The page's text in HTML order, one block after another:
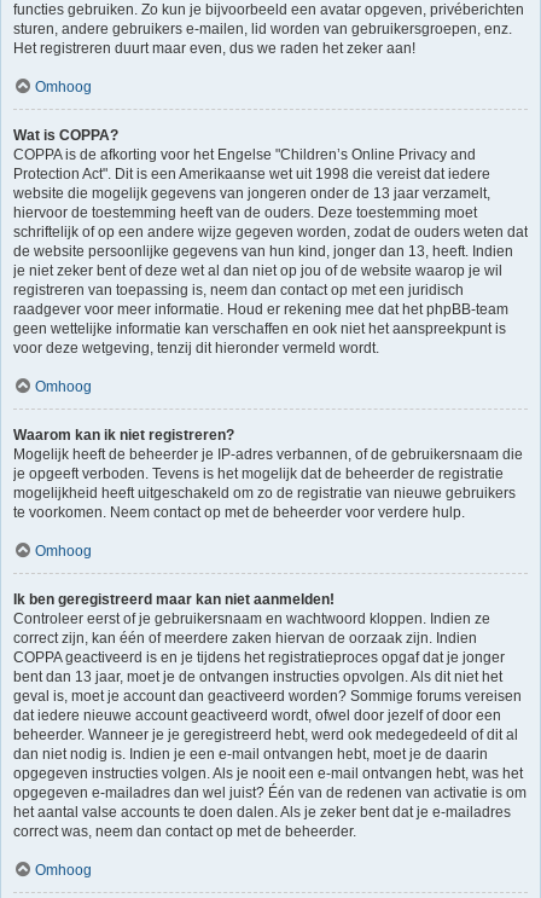
functies gebruiken. Zo kun je bijvoorbeeld een avatar opgeven, privéberichten
sturen, andere gebruikers e-mailen, lid worden van gebruikersgroepen, enz.
Het registreren duurt maar even, dus we raden het zeker aan!
Omhoog
Wat is COPPA?
COPPA is de afkorting voor het Engelse "Children’s Online Privacy and
Protection Act". Dit is een Amerikaanse wet uit 1998 die vereist dat iedere
website die mogelijk gegevens van jongeren onder de 13 jaar verzamelt,
hiervoor de toestemming heeft van de ouders. Deze toestemming moet
schriftelijk of op een andere wijze gegeven worden, zodat de ouders weten dat
de website persoonlijke gegevens van hun kind, jonger dan 13, heeft. Indien
je niet zeker bent of deze wet al dan niet op jou of de website waarop je wil
registreren van toepassing is, neem dan contact op met een juridisch
raadgever voor meer informatie. Houd er rekening mee dat het phpBB-team
geen wettelijke informatie kan verschaffen en ook niet het aanspreekpunt is
voor deze wetgeving, tenzij dit hieronder vermeld wordt.
Omhoog
Waarom kan ik niet registreren?
Mogelijk heeft de beheerder je IP-adres verbannen, of de gebruikersnaam die
je opgeeft verboden. Tevens is het mogelijk dat de beheerder de registratie
mogelijkheid heeft uitgeschakeld om zo de registratie van nieuwe gebruikers
te voorkomen. Neem contact op met de beheerder voor verdere hulp.
Omhoog
Ik ben geregistreerd maar kan niet aanmelden!
Controleer eerst of je gebruikersnaam en wachtwoord kloppen. Indien ze
correct zijn, kan één of meerdere zaken hiervan de oorzaak zijn. Indien
COPPA geactiveerd is en je tijdens het registratieproces opgaf dat je jonger
bent dan 13 jaar, moet je de ontvangen instructies opvolgen. Als dit niet het
geval is, moet je account dan geactiveerd worden? Sommige forums vereisen
dat iedere nieuwe account geactiveerd wordt, ofwel door jezelf of door een
beheerder. Wanneer je je geregistreerd hebt, werd ook medegedeeld of dit al
dan niet nodig is. Indien je een e-mail ontvangen hebt, moet je de daarin
opgegeven instructies volgen. Als je nooit een e-mail ontvangen hebt, was het
opgegeven e-mailadres dan wel juist? Één van de redenen van activatie is om
het aantal valse accounts te doen dalen. Als je zeker bent dat je e-mailadres
correct was, neem dan contact op met de beheerder.
Omhoog